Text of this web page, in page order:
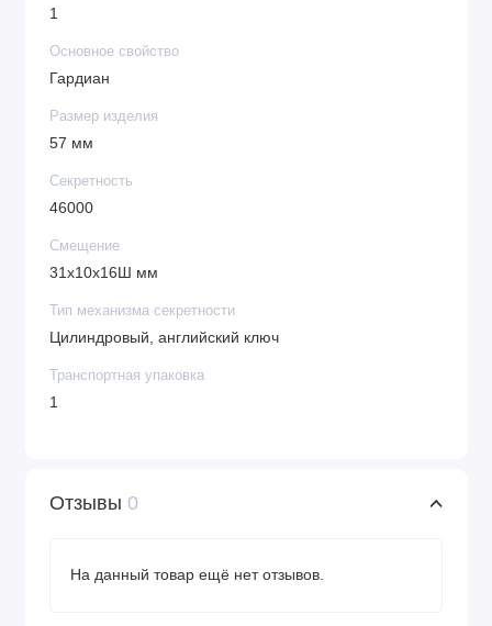
1
Основное свойство
Гардиан
Размер изделия
57 мм
Секретность
46000
Смещение
31х10х16Ш мм
Тип механизма секретности
Цилиндровый, английский ключ
Транспортная упаковка
1
Отзывы 0
На данный товар ещё нет отзывов.